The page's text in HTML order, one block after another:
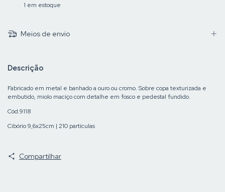
1 em estoque
Meios de envio
Descrição
Fabricado em metal e banhado a ouro ou cromo. Sobre copa texturizada e
embutido, miolo maciço com detalhe em fosco e pedestal fundido.
Cód.9118
Cibório 9,6x25cm | 210 partículas
Compartilhar